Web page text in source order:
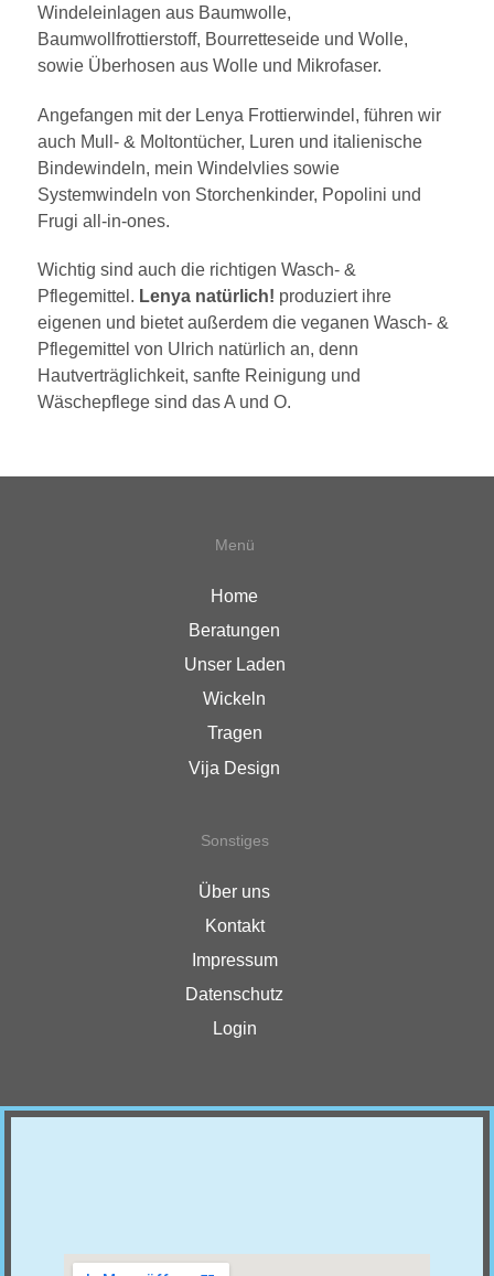
Windeleinlagen aus Baumwolle,
Baumwollfrottierstoff, Bourretteseide und Wolle,
sowie Überhosen aus Wolle und Mikrofaser.
Angefangen mit der Lenya Frottierwindel, führen wir
auch Mull- & Moltontücher, Luren und italienische
Bindewindeln, mein Windelvlies sowie
Systemwindeln von Storchenkinder, Popolini und
Frugi all-in-ones.
Wichtig sind auch die richtigen Wasch- &
Pflegemittel. Lenya natürlich! produziert ihre
eigenen und bietet außerdem die veganen Wasch- &
Pflegemittel von Ulrich natürlich an, denn
Hautverträglichkeit, sanfte Reinigung und
Wäschepflege sind das A und O.
Menü
Home
Beratungen
Unser Laden
Wickeln
Tragen
Vija Design
Sonstiges
Über uns
Kontakt
Impressum
Datenschutz
Login